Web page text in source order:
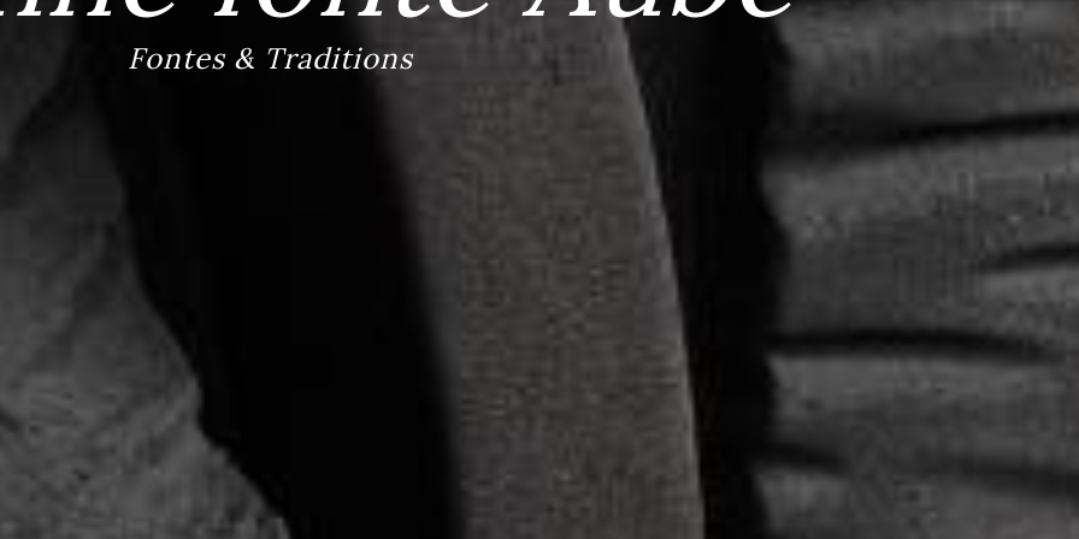
Fontes & Traditions